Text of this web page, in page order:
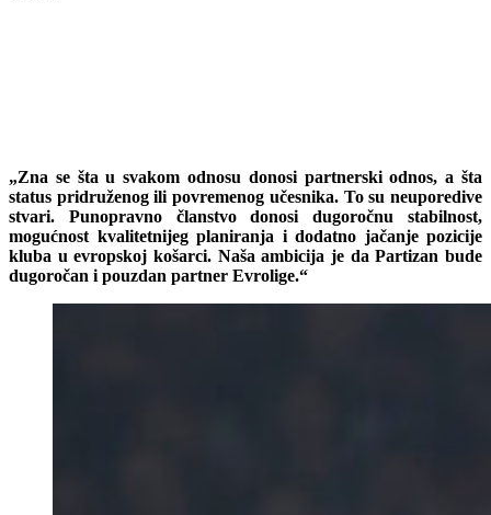
„Zna se šta u svakom odnosu donosi partnerski odnos, a šta
status pridruženog ili povremenog učesnika. To su neuporedive
stvari. Punopravno članstvo donosi dugoročnu stabilnost,
mogućnost kvalitetnijeg planiranja i dodatno jačanje pozicije
kluba u evropskoj košarci. Naša ambicija je da Partizan bude
dugoročan i pouzdan partner Evrolige.“